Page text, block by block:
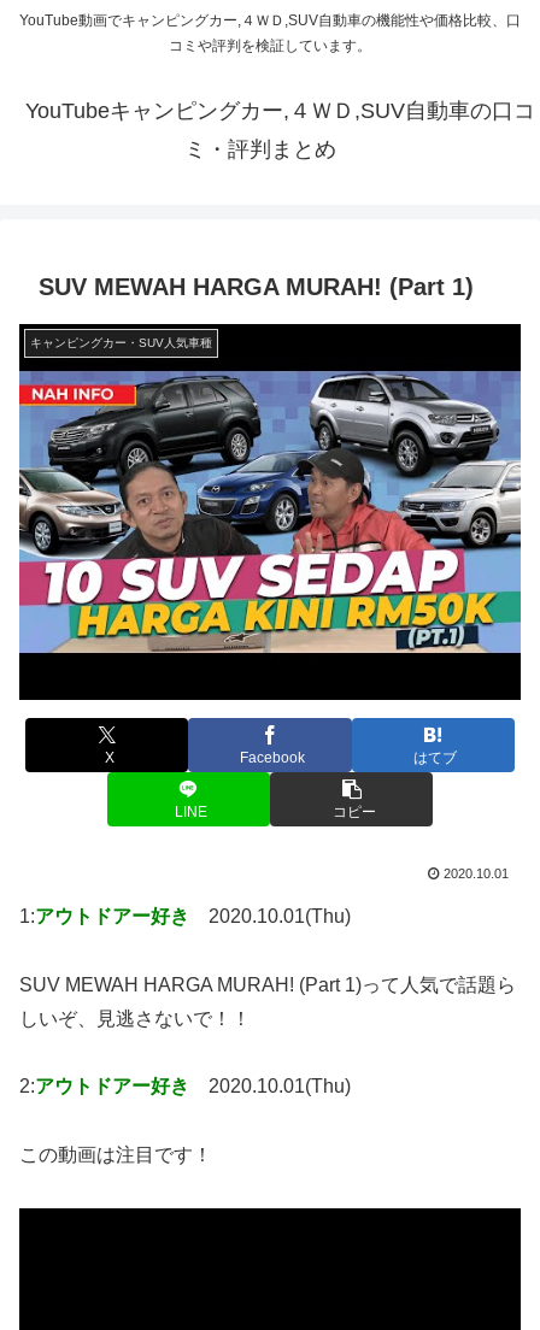
YouTube動画でキャンピングカー,４ＷＤ,SUV自動車の機能性や価格比較、口
コミや評判を検証しています。
YouTubeキャンピングカー,４ＷＤ,SUV自動車の口コ
ミ・評判まとめ
SUV MEWAH HARGA MURAH! (Part 1)
キャンピングカー・SUV人気車種
X Facebook はてブ
LINE コピー
2020.10.01
1:アウトドアー好き 2020.10.01(Thu)
SUV MEWAH HARGA MURAH! (Part 1)って人気で話題ら
しいぞ、見逃さないで！！
2:アウトドアー好き 2020.10.01(Thu)
この動画は注目です！